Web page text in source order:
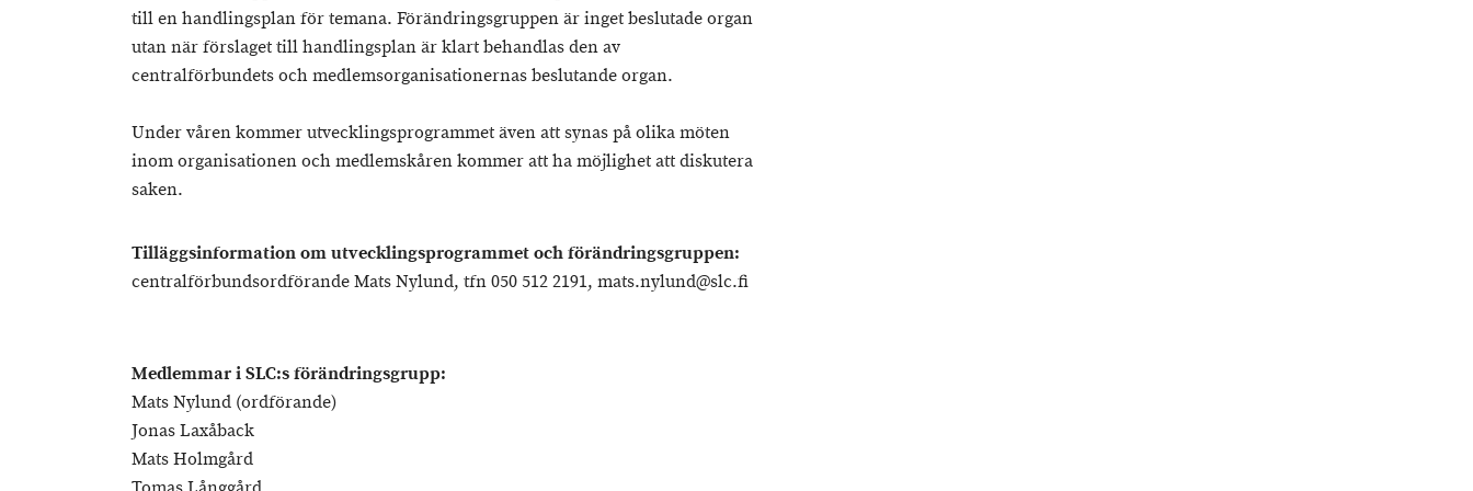
till en handlingsplan för temana. Förändringsgruppen är inget beslutade organ
utan när förslaget till handlingsplan är klart behandlas den av
centralförbundets och medlemsorganisationernas beslutande organ.
Under våren kommer utvecklingsprogrammet även att synas på olika möten
inom organisationen och medlemskåren kommer att ha möjlighet att diskutera
saken.
Tilläggsinformation om utvecklingsprogrammet och förändringsgruppen:
centralförbundsordförande Mats Nylund, tfn 050 512 2191, mats.nylund@slc.fi
Medlemmar i SLC:s förändringsgrupp:
Mats Nylund (ordförande)
Jonas Laxåback
Mats Holmgård